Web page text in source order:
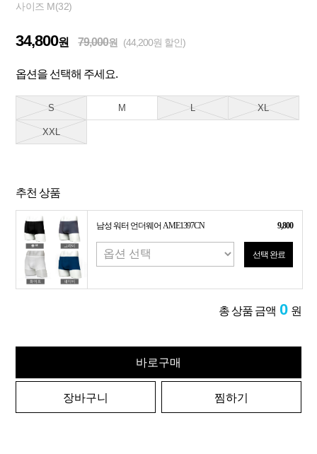
사이즈 M(32)
34,800원 79,000원 (44,200원 할인)
옵션을 선택해 주세요.
S M L XL
XXL
추천 상품
남성 워터 언더웨어 AME1397CN 9,800
선택 완료
총 상품 금액 0 원
바로구매
장바구니 찜하기